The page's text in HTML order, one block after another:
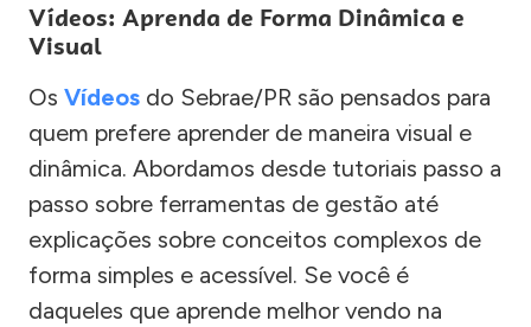
Vídeos: Aprenda de Forma Dinâmica e
Visual
Os Vídeos do Sebrae/PR são pensados para
quem prefere aprender de maneira visual e
dinâmica. Abordamos desde tutoriais passo a
passo sobre ferramentas de gestão até
explicações sobre conceitos complexos de
forma simples e acessível. Se você é
daqueles que aprende melhor vendo na